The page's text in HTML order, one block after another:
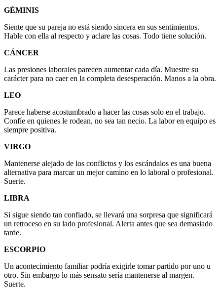
GÉMINIS
Siente que su pareja no está siendo sincera en sus sentimientos.
Hable con ella al respecto y aclare las cosas. Todo tiene solución.
CÁNCER
Las presiones laborales parecen aumentar cada día. Muestre su
carácter para no caer en la completa desesperación. Manos a la obra.
LEO
Parece haberse acostumbrado a hacer las cosas solo en el trabajo.
Confíe en quienes le rodean, no sea tan necio. La labor en equipo es
siempre positiva.
VIRGO
Mantenerse alejado de los conflictos y los escándalos es una buena
alternativa para marcar un mejor camino en lo laboral o profesional.
Suerte.
LIBRA
Si sigue siendo tan confiado, se llevará una sorpresa que significará
un retroceso en su lado profesional. Alerta antes que sea demasiado
tarde.
ESCORPIO
Un acontecimiento familiar podría exigirle tomar partido por uno u
otro. Sin embargo lo más sensato sería mantenerse al margen.
Suerte.